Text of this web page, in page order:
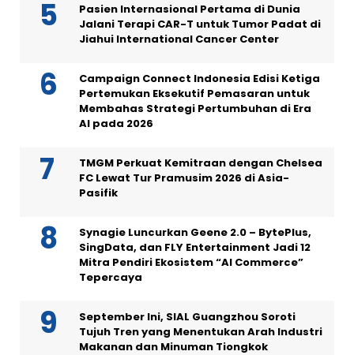
Pasien Internasional Pertama di Dunia
Jalani Terapi CAR-T untuk Tumor Padat di
Jiahui International Cancer Center
Campaign Connect Indonesia Edisi Ketiga
Pertemukan Eksekutif Pemasaran untuk
Membahas Strategi Pertumbuhan di Era
AI pada 2026
TMGM Perkuat Kemitraan dengan Chelsea
FC Lewat Tur Pramusim 2026 di Asia-
Pasifik
Synagie Luncurkan Geene 2.0 – BytePlus,
SingData, dan FLY Entertainment Jadi 12
Mitra Pendiri Ekosistem “AI Commerce”
Tepercaya
September Ini, SIAL Guangzhou Soroti
Tujuh Tren yang Menentukan Arah Industri
Makanan dan Minuman Tiongkok